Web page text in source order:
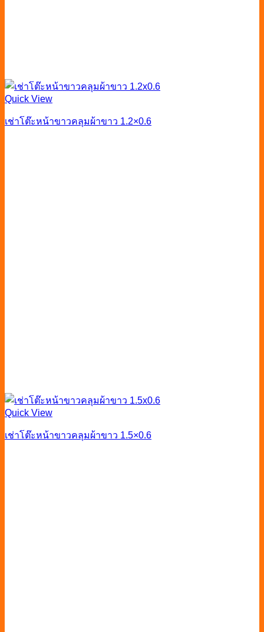
Quick View
เช่าโต๊ะหน้าขาวคลุมผ้าขาว 1.2×0.6
Quick View
เช่าโต๊ะหน้าขาวคลุมผ้าขาว 1.5×0.6